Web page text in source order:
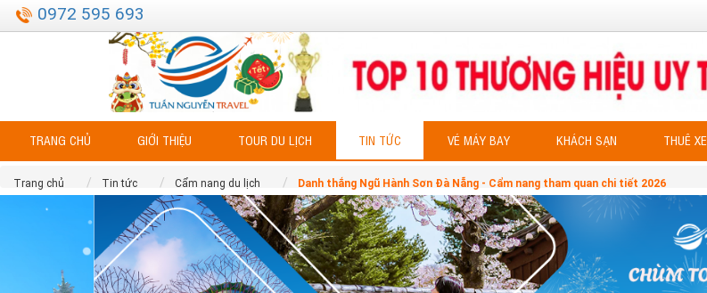
0972 595 693
TRANG CHỦ GIỚI THIỆU TOUR DU LỊCH TIN TỨC VÉ MÁY BAY KHÁCH SẠN THUÊ XE
Trang chủ Tin tức Cẩm nang du lịch Danh thắng Ngũ Hành Sơn Đà Nẵng - Cẩm nang tham quan chi tiết 2026